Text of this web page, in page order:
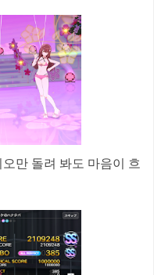
만 돌려 봐도 마음이 흐